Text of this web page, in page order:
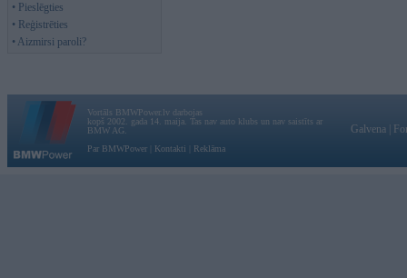
• Pieslēgties
• Reģistrēties
• Aizmirsi paroli?
Vortāls BMWPower.lv darbojas
kopš 2002. gada 14. maija. Tas nav auto klubs un nav saistīts ar
BMW AG.
Par BMWPower
Kontakti Reklāma
Galvena